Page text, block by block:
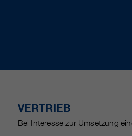
VERTRIEB
Bei Interesse zur Umsetzung